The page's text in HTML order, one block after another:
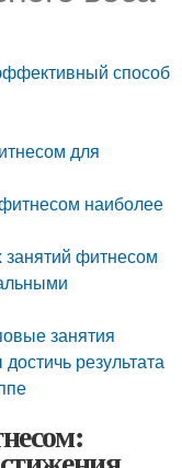
способ
для
наиболее
фитнесом
занятия
результата